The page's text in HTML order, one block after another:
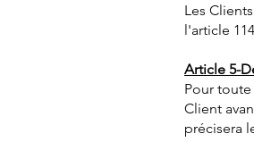
Les
l'article
Article 5-
Pour
Client
précisera